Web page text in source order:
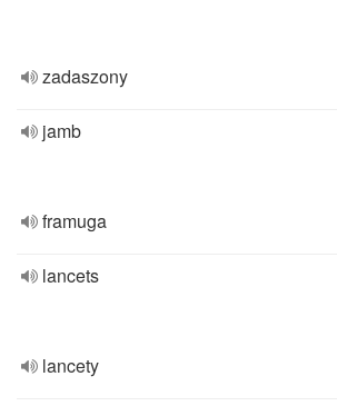
zadaszony
jamb
framuga
lancets
lancety